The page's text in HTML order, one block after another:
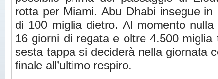
rotta per Miami. Abu Dhabi insegue
di 100 miglia dietro. Al momento
16 giorni di regata e oltre 4.500
sesta tappa si deciderà nella giornata
finale all’ultimo respiro.